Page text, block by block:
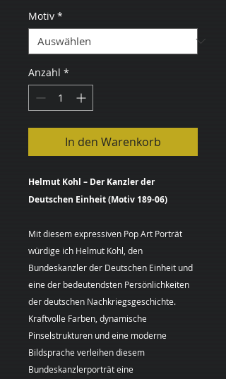
Motiv *
Anzahl *
In den Warenkorb
Helmut Kohl – Der Kanzler der
Deutschen Einheit (Motiv 189-06)
Mit diesem expressiven Pop Art Porträt
würdige ich Helmut Kohl, den
Bundeskanzler der Deutschen Einheit und
eine der bedeutendsten Persönlichkeiten
der deutschen Nachkriegsgeschichte.
Kraftvolle Farben, dynamische
Pinselstrukturen und eine moderne
Bildsprache verleihen diesem
Bundeskanzlerporträt eine